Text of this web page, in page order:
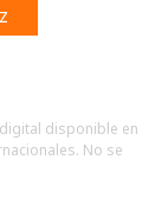
mejores
disponible en
No se